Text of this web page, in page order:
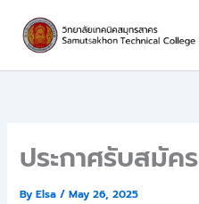
content
ประกาศรับสมัค
ByElsa/May 26, 2025